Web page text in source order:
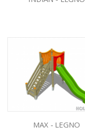
MAX - LEGNO